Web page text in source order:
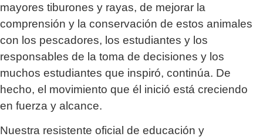
mayores tiburones y rayas, de mejorar la
comprensión y la conservación de estos animales
con los pescadores, los estudiantes y los
responsables de la toma de decisiones y los
muchos estudiantes que inspiró, continúa. De
hecho, el movimiento que él inició está creciendo
en fuerza y alcance.
Nuestra resistente oficial de educación y